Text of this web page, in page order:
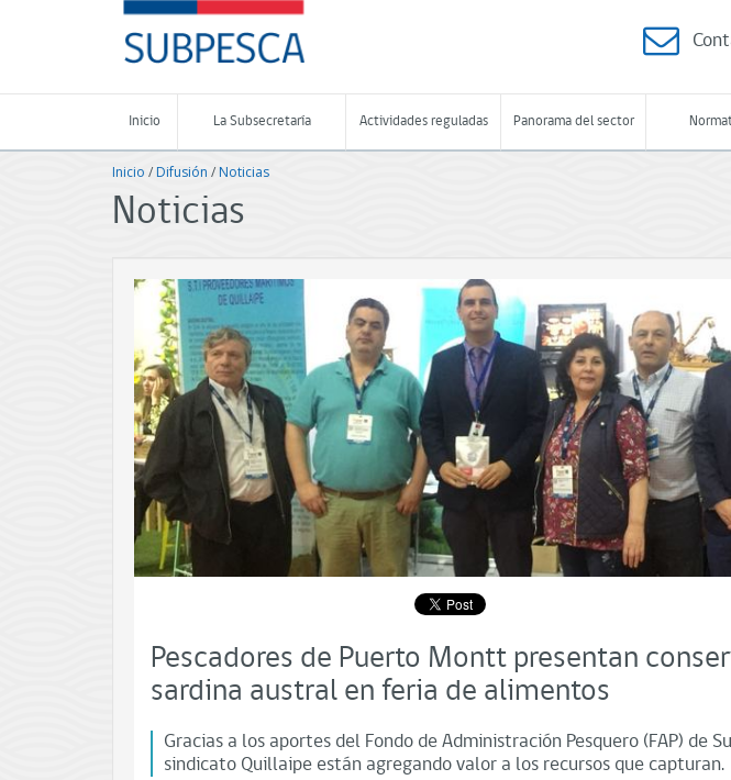
-
Subsecretaría
de
Pesca
Acuicultura
-
Gobierno
de
Inicio La Subsecretaría Actividades reguladas Panorama del sector
Inicio /Difusión /Noticias
Noticias
Pescadores de Puerto Montt presentan
sardina austral en feria de alimentos
Gracias a los aportes del Fondo de Administración Pesquero (FAP) de
sindicato Quillaipe están agregando valor a los recursos que capturan.